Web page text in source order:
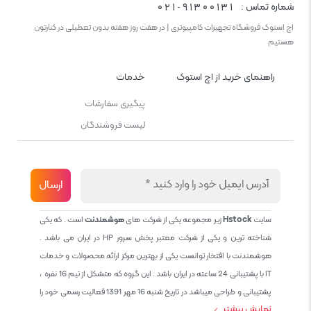
شماره تماس : 021-91300131
اچ استوک فروشگاه تجهیزات کامپیوتری | در هفت روز هفته بدون تعطیلی در کنارتون
هستیم
راهنمای خرید از اچ استوک خدمات
پیگیری سفارشات
لیست فروشندگان
سایتHstockزیر مجموعه یکی از شرکت هایهوشمندنتاست . که یکی
شناخته ترین و یکی از شرکت معتبر پخش سرور HP در ایران می باشد .
هوشمندنت با افتخار توانست یکی از بهترین مرکز ارائه محصولات و خدمات
IT با پشتیبانی 24 ساعته در ایران باشد . این گروه که متشکل از تیم 16 نفره ،
پشتیبانی و طراحی میباشد در تاریخ شنبه 16 مهر 1391 فعالیت رسمی خود را